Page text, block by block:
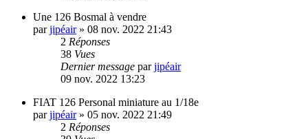
Une 126 Bosmal à vendre
parjipéair» 08 nov. 2022 21:43
2 Réponses
38 Vues
Dernier message parjipéair
09 nov. 2022 13:23
FIAT 126 Personal miniature au 1/18e
parjipéair» 05 nov. 2022 21:49
2 Réponses